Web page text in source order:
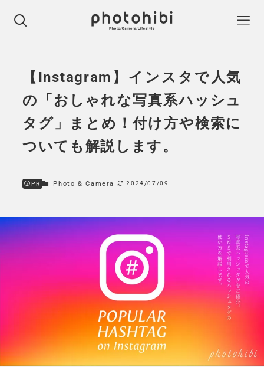
【Instagram】インスタで人気
の「おしゃれな写真系ハッシュ
タグ」まとめ！付け方や検索に
ついても解説します。
PR Photo & Camera 2024/07/09